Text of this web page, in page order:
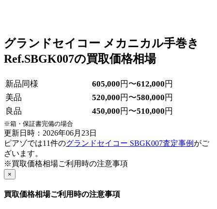
グランドセイコー メカニカル手巻き
Ref.SBGK007の買取価格相場
新品同様 605,000 円〜612,000 円
美品
520,000 円〜580,000 円
良品
450,000 円〜510,000 円
※箱・保証書完備の場合
更新日時：2026年06月23日
ピアゾでは11件のグランドセイコー SBGK007査定事例 がご
ざいます。
※買取価格相場ご利用時の注意事項
×
買取価格相場ご利用時の注意事項